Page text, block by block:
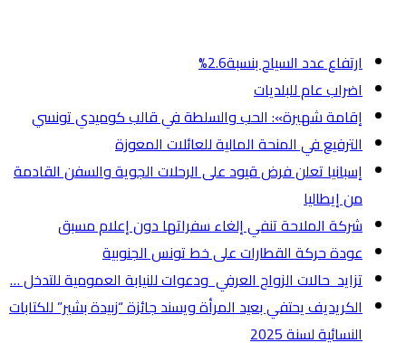
ارتفاع عدد السياح بنسبة2.6%
اضراب عام للبلديات
إقامة شهيرة»: الحب والسلطة في قالب كوميدي تونسي
الترفيع في المنحة المالية للعائلات المعوزة
إسبانيا تعلن فرض قيود على الرحلات الجوية والسفن القادمة
من إيطاليا
شركة الملاحة تنفي إلغاء سفراتها دون إعلام مسبق
عودة حركة القطارات على خط تونس الجنوبية
تزايد حالات الزواج العرفي ودعوات للنيابة العمومية للتدخل …
الكريديف يحتفي بعيد المرأة ويسند جائزة “زبيدة بشير” للكتابات
النسائية لسنة 2025